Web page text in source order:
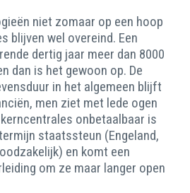
niet zomaar op een hoop
blijven wel overeind. Een
dertig jaar meer dan 8000
dan is het gewoon op. De
in het algemeen blijft
men ziet met lede ogen
onbetaalbaar is
staatssteun (Engeland,
en komt een
om ze maar langer open